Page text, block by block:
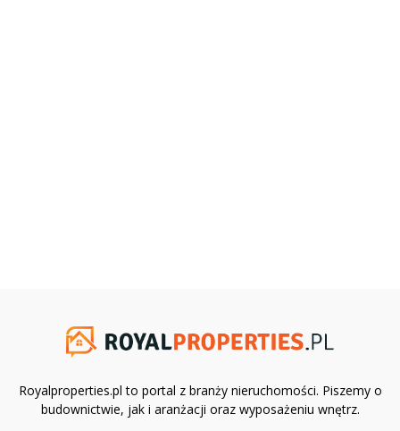
Royalproperties.pl to portal z branży nieruchomości. Piszemy o
budownictwie, jak i aranżacji oraz wyposażeniu wnętrz.